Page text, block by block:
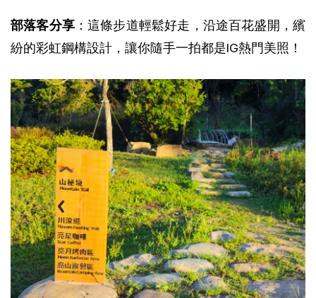
部落客分享：這條步道輕鬆好走，沿途百花盛開，繽
紛的彩虹鋼構設計，讓你隨手一拍都是IG熱門美照！